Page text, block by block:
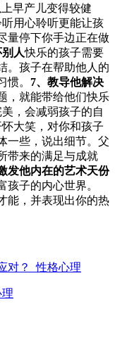
早产儿变得较健
用心聆听更能让孩
量停下你手边正在做
别人快乐的孩子需要
。孩子在帮助他人的
惯。 7、教导他解决
，就能带给他们快乐
，会减弱孩子的自
怀大笑，对你和孩子
一些，说出细节。父
带来的满足与成就
发他内在的艺术天份
子的内心世界。
能，并表现出你的热
对？_性格心理